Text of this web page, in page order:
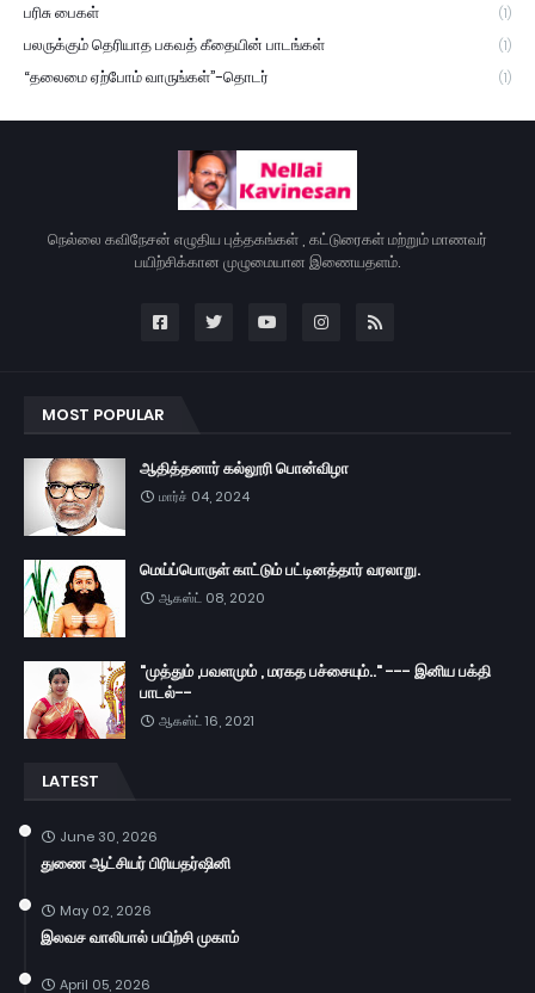
பரிசு பைகள் (1)
பலருக்கும் தெரியாத பகவத் கீதையின் பாடங்கள் (1)
“தலைமை ஏற்போம் வாருங்கள்”-தொடர் (1)
நெல்லை கவிநேசன் எழுதிய புத்தகங்கள் , கட்டுரைகள் மற்றும் மாணவர்
பயிற்சிக்கான முழுமையான இணையதளம்.
MOST POPULAR
ஆதித்தனார் கல்லூரி பொன்விழா
மார்ச் 04, 2024
மெய்ப்பொருள் காட்டும் பட்டினத்தார் வரலாறு.
ஆகஸ்ட் 08, 2020
"முத்தும் ,பவளமும் , மரகத பச்சையும்.." --- இனிய பக்தி
பாடல்--
ஆகஸ்ட் 16, 2021
LATEST
June 30, 2026
துணை ஆட்சியர் பிரியதர்ஷினி
May 02, 2026
இலவச வாலிபால் பயிற்சி முகாம்
April 05, 2026